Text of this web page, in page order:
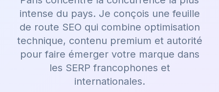
intense du pays. Je conçois une feuille
de route SEO qui combine optimisation
technique, contenu premium et autorité
pour faire émerger votre marque dans
les SERP francophones et
internationales.